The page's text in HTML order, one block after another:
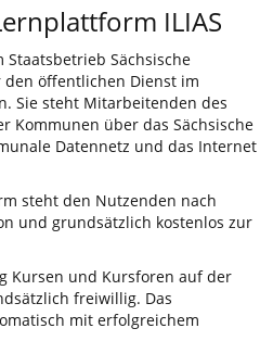
ILIAS
Sächsische
den öffentlichen Dienst im
Sie steht Mitarbeitenden des
Kommunen über das Sächsische
Datennetz und das Internet
steht den Nutzenden nach
und grundsätzlich kostenlos zur
Kursen und Kursforen auf der
freiwillig. Das
mit erfolgreichem